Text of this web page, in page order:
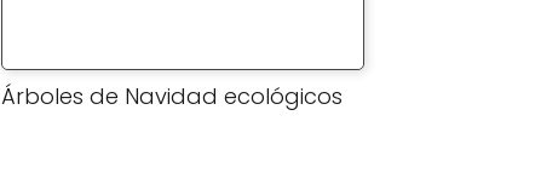
Árboles de Navidad ecológicos